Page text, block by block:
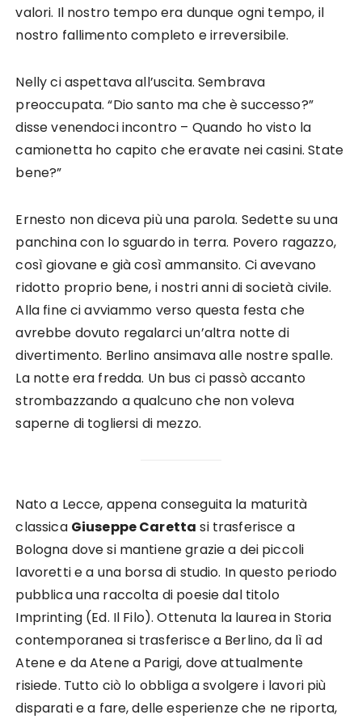
valori. Il nostro tempo era dunque ogni tempo, il
nostro fallimento completo e irreversibile.
Nelly ci aspettava all’uscita. Sembrava
preoccupata. “Dio santo ma che è successo?”
disse venendoci incontro – Quando ho visto la
camionetta ho capito che eravate nei casini. State
bene?”
Ernesto non diceva più una parola. Sedette su una
panchina con lo sguardo in terra. Povero ragazzo,
così giovane e già così ammansito. Ci avevano
ridotto proprio bene, i nostri anni di società civile.
Alla fine ci avviammo verso questa festa che
avrebbe dovuto regalarci un’altra notte di
divertimento. Berlino ansimava alle nostre spalle.
La notte era fredda. Un bus ci passò accanto
strombazzando a qualcuno che non voleva
saperne di togliersi di mezzo.
Nato a Lecce, appena conseguita la maturità
classica Giuseppe Caretta si trasferisce a
Bologna dove si mantiene grazie a dei piccoli
lavoretti e a una borsa di studio. In questo periodo
pubblica una raccolta di poesie dal titolo
Imprinting (Ed. Il Filo). Ottenuta la laurea in Storia
contemporanea si trasferisce a Berlino, da lì ad
Atene e da Atene a Parigi, dove attualmente
risiede. Tutto ciò lo obbliga a svolgere i lavori più
disparati e a fare, delle esperienze che ne riporta,